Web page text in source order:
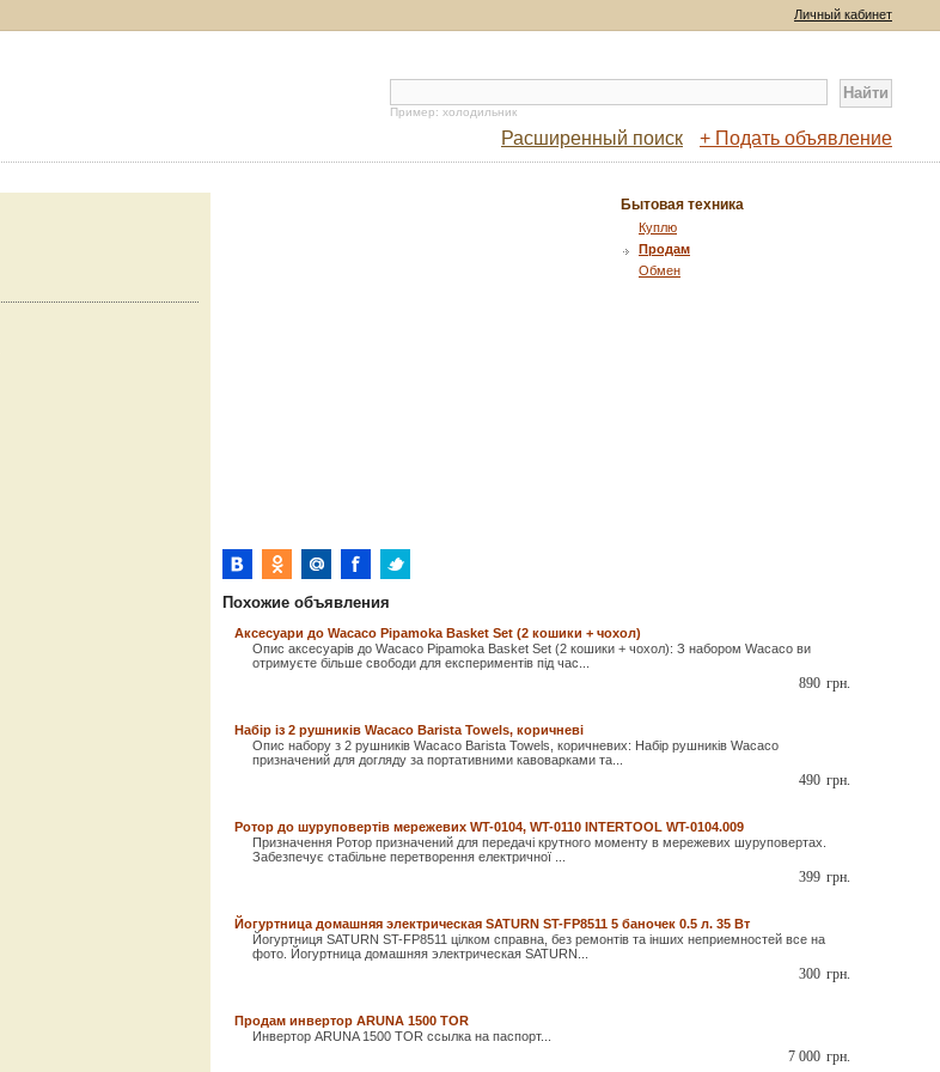
Личный кабинет
Пример: холодильник
Расширенный поиск + Подать объявление
Бытовая техника
Куплю
Продам
Обмен
Похожие объявления
Аксесуари до Wacaco Pipamoka Basket Set (2 кошики + чохол)
Опис аксесуарів до Wacaco Pipamoka Basket Set (2 кошики + чохол): З набором Wacaco ви
отримуєте більше свободи для експериментів під час...
грн.
890
Набір із 2 рушників Wacaco Barista Towels, коричневі
Опис набору з 2 рушників Wacaco Barista Towels, коричневих: Набір рушників Wacaco
призначений для догляду за портативними кавоварками та...
грн.
490
Ротор до шуруповертів мережевих WT-0104, WT-0110 INTERTOOL WT-0104.009
Призначення Ротор призначений для передачі крутного моменту в мережевих шуруповертах.
Забезпечує стабільне перетворення електричної ...
грн.
399
Йогуртница домашняя электрическая SATURN ST-FP8511 5 баночек 0.5 л. 35 Вт
Йогуртниця SATURN ST-FP8511 цілком справна, без ремонтів та інших неприемностей все на
фото. Йогуртница домашняя электрическая SATURN...
грн.
300
Продам инвертор АRUNA 1500 ТОR
Инвертор АRUNA 1500 ТОR ссылка на паспорт...
грн.
7 000